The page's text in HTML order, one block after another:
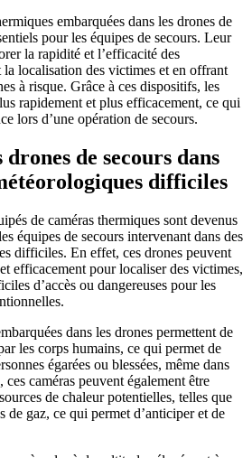
embarquées dans les drones de
pour les équipes de secours. Leur
la rapidité et l’efficacité des
localisation des victimes et en offrant
à risque. Grâce à ces dispositifs, les
rapidement et plus efficacement, ce qui
lors d’une opération de secours.
de secours dans
difficiles
de caméras thermiques sont devenus
équipes de secours intervenant dans des
difficiles. En effet, ces drones peuvent
efficacement pour localiser des victimes,
d’accès ou dangereuses pour les
dans les drones permettent de
les corps humains, ce qui permet de
égarées ou blessées, même dans
caméras peuvent également être
de chaleur potentielles, telles que
de gaz, ce qui permet d’anticiper et de